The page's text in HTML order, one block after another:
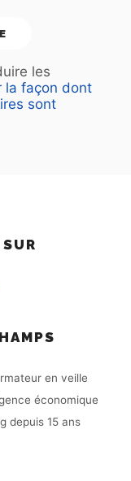
les
la façon dont
sont
en veille
économique
depuis 15 ans